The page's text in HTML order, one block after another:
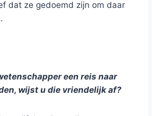
dat ze gedoemd zijn om daar
een reis naar
wijst u die vriendelijk af?